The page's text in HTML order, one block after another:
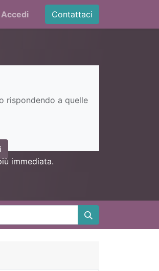
Accedi Contattaci
rispondendo a quelle
immediata.